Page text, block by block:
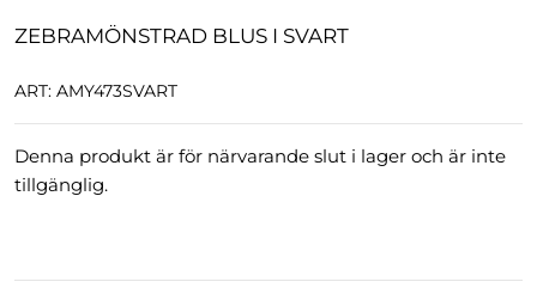
ZEBRAMÖNSTRAD BLUS I SVART
ART: AMY473SVART
Denna produkt är för närvarande slut i lager och är inte
tillgänglig.